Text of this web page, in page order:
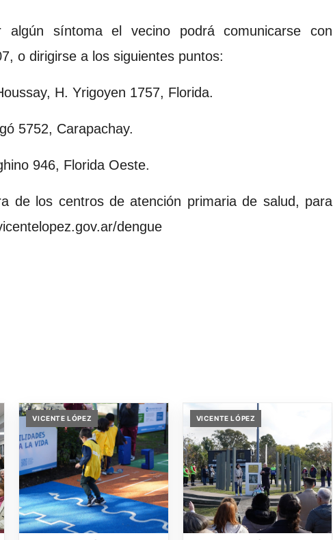
algún síntoma el vecino podrá comunicarse con
o dirigirse a los siguientes puntos:
H. Yrigoyen 1757, Florida.
5752, Carapachay.
946, Florida Oeste.
de los centros de atención primaria de salud, para
dengue
VICENTE LÓPEZ VICENTE LÓPEZ